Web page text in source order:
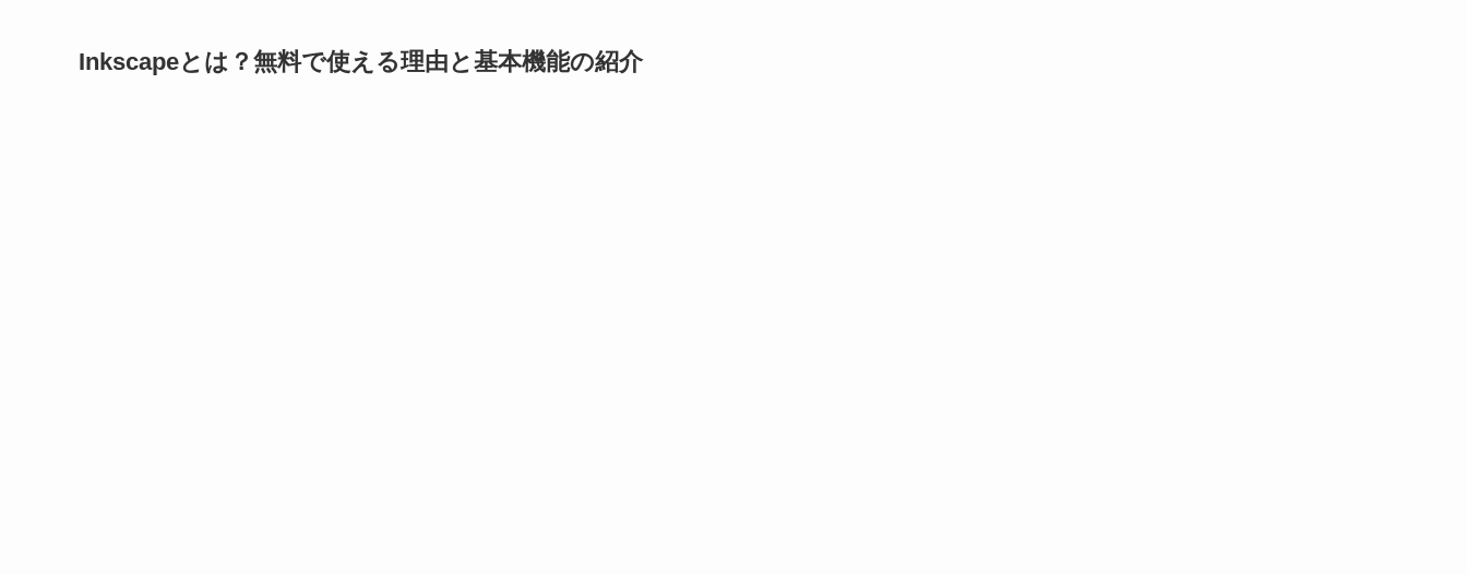
Inkscapeとは？無料で使える理由と基本機能の紹介